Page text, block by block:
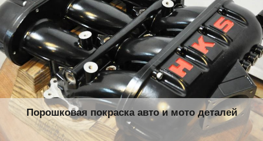
Порошковая покраска авто и мото деталей